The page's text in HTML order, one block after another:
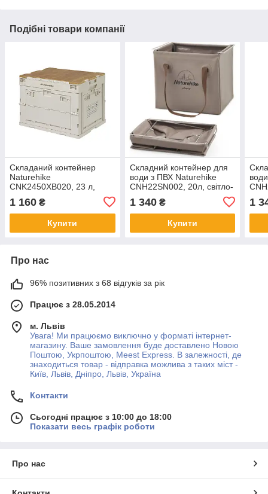
Подібні товари компанії
Складаний контейнер
Naturehike
CNK2450XB020, 23 л,
1 160 ₴
Купити
Складний контейнер для
води з ПВХ Naturehike
CNH22SN002, 20л, світло-
1 340₴
Купити
1
Про нас
96% позитивних з 68 відгуків за рік
Працює з 28.05.2014
м. Львів
Увага! Ми працюємо виключно у форматі інтернет-
магазину. Ваше замовлення буде доставлено Новою
Поштою, Укрпоштою, Meest Express. В залежності, де
знаходиться товар - відправка можлива з таких міст -
Київ, Львів, Дніпро, Львів, Україна
Контакти
Сьогодні працює з 10:00 до 18:00
Показати весь графік роботи
Про нас